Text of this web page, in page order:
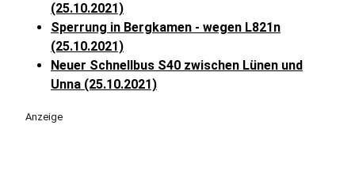
(25.10.2021)
Sperrung in Bergkamen - wegen L821n
(25.10.2021)
Neuer Schnellbus S40 zwischen Lünen und
Unna (25.10.2021)
Anzeige